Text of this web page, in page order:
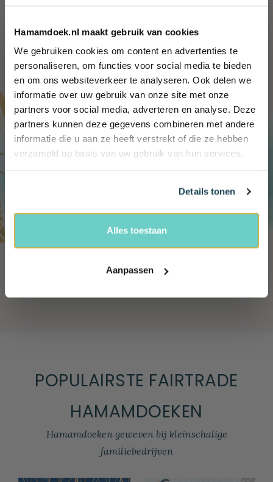
Hamamdoek.nl maakt gebruik van cookies
We gebruiken cookies om content en advertenties te
personaliseren, om functies voor social media te bieden
en om ons websiteverkeer te analyseren. Ook delen we
informatie over uw gebruik van onze site met onze
partners voor social media, adverteren en analyse. Deze
partners kunnen deze gegevens combineren met andere
informatie die u aan ze heeft verstrekt of die ze hebben
verzameld op basis van uw gebruik van hun services.
Details tonen
Alles toestaan
Aanpassen
HAMAMDOEK, STRANDLAKEN,
PAREO, KIMONO KOPEN
hand gestempelde batik strandlakens
Een grotere collecties vind je nergens
POPULAIRSTE FAIRTRADE
HAMAMDOEKEN
Hamamdoeken geweven bij kleinschalige
familiebedrijven
Wil jij 10%
korting
ontvangen?
voordelen, (reis) tips én 10% korting!
Name